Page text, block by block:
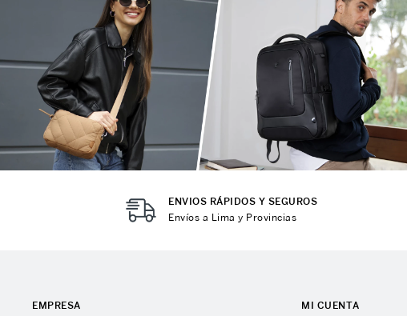
ENVIOS RÁPIDOS Y SEGUROS
Envíos a Lima y Provincias
EMPRESA MI CUENTA
Mochila Viajera